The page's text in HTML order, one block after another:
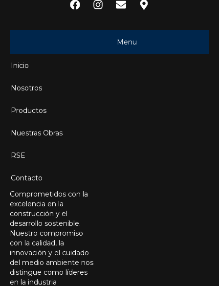
Menu
Inicio
Nosotros
Productos
Nuestras Obras
RSE
Contacto
Comprometidos con la
excelencia en la
construcción y el
desarrollo sostenible.
Nuestro compromiso
con la calidad, la
innovación y el cuidado
del medio ambiente nos
distingue como líderes
en la industria